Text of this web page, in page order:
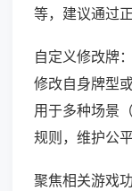
等，建议通过
自定义修改牌
修改自身牌型
用于多种场景
规则，维护公平
聚焦相关游戏